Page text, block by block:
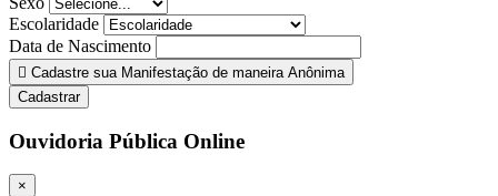
Escolaridade
Data de Nascimento
Cadastre sua Manifestação de maneira Anônima
Cadastrar
Ouvidoria Pública Online
×